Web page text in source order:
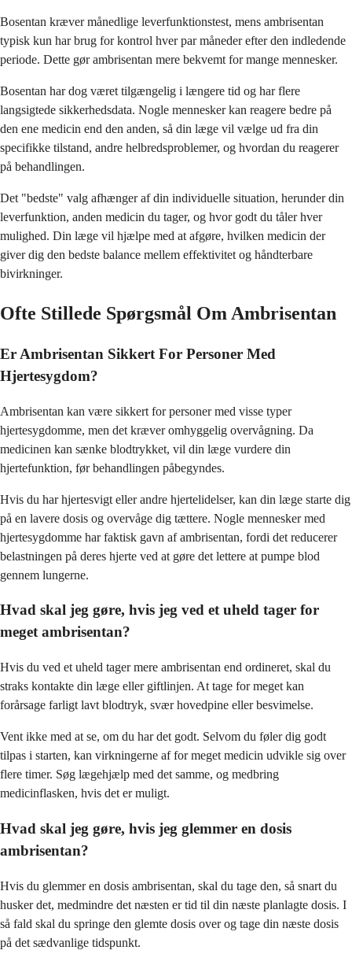
Bosentan kræver månedlige leverfunktionstest, mens ambrisentan
typisk kun har brug for kontrol hver par måneder efter den indledende
periode. Dette gør ambrisentan mere bekvemt for mange mennesker.
Bosentan har dog været tilgængelig i længere tid og har flere
langsigtede sikkerhedsdata. Nogle mennesker kan reagere bedre på
den ene medicin end den anden, så din læge vil vælge ud fra din
specifikke tilstand, andre helbredsproblemer, og hvordan du reagerer
på behandlingen.
Det "bedste" valg afhænger af din individuelle situation, herunder din
leverfunktion, anden medicin du tager, og hvor godt du tåler hver
mulighed. Din læge vil hjælpe med at afgøre, hvilken medicin der
giver dig den bedste balance mellem effektivitet og håndterbare
bivirkninger.
Ofte Stillede Spørgsmål Om Ambrisentan
Er Ambrisentan Sikkert For Personer Med
Hjertesygdom?
Ambrisentan kan være sikkert for personer med visse typer
hjertesygdomme, men det kræver omhyggelig overvågning. Da
medicinen kan sænke blodtrykket, vil din læge vurdere din
hjertefunktion, før behandlingen påbegyndes.
Hvis du har hjertesvigt eller andre hjertelidelser, kan din læge starte dig
på en lavere dosis og overvåge dig tættere. Nogle mennesker med
hjertesygdomme har faktisk gavn af ambrisentan, fordi det reducerer
belastningen på deres hjerte ved at gøre det lettere at pumpe blod
gennem lungerne.
Hvad skal jeg gøre, hvis jeg ved et uheld tager for
meget ambrisentan?
Hvis du ved et uheld tager mere ambrisentan end ordineret, skal du
straks kontakte din læge eller giftlinjen. At tage for meget kan
forårsage farligt lavt blodtryk, svær hovedpine eller besvimelse.
Vent ikke med at se, om du har det godt. Selvom du føler dig godt
tilpas i starten, kan virkningerne af for meget medicin udvikle sig over
flere timer. Søg lægehjælp med det samme, og medbring
medicinflasken, hvis det er muligt.
Hvad skal jeg gøre, hvis jeg glemmer en dosis
ambrisentan?
Hvis du glemmer en dosis ambrisentan, skal du tage den, så snart du
husker det, medmindre det næsten er tid til din næste planlagte dosis. I
så fald skal du springe den glemte dosis over og tage din næste dosis
på det sædvanlige tidspunkt.